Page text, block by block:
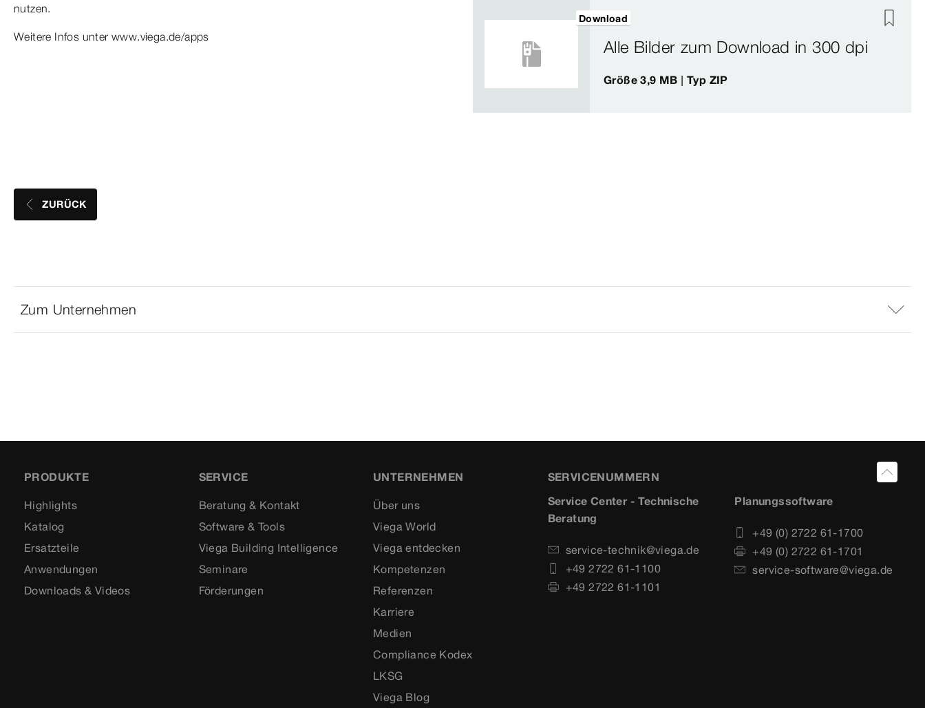
nutzen.
Weitere Infos unter www.viega.de/apps
Alle Bilder zum Download in 300 dpi
Größe 3,9 MB | Typ ZIP
Download
ZURÜCK
Zum Unternehmen
PRODUKTE
Highlights
Katalog
Ersatzteile
Anwendungen
Downloads & Videos
SERVICE
Beratung & Kontakt
Software & Tools
Viega Building Intelligence
Seminare
Förderungen
UNTERNEHMEN
Über uns
Viega World
Viega entdecken
Kompetenzen
Referenzen
Karriere
Medien
Compliance Kodex
LKSG
Viega Blog
SERVICENUMMERN
Service Center - Technische
Beratung
service-technik@viega.de
+49 2722 61-1100
+49 2722 61-1101
Planungssoftware
+49 (0) 2722 61-1700
+49 (0) 2722 61-1701
service-software@viega.de